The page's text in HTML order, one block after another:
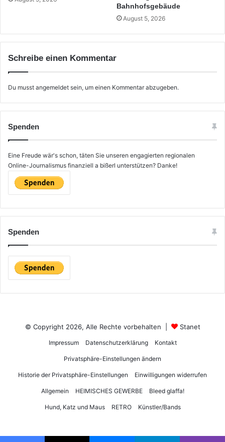
Bahnhofsgebäude
August 5, 2026
Schreibe einen Kommentar
Du musst angemeldet sein, um einen Kommentar abzugeben.
Spenden
Eine Freude wär's schon, täten Sie unseren engagierten regionalen
Online-Journalismus finanziell a bißerl unterstützen? Danke!
Spenden
© Copyright 2026, Alle Rechte vorbehalten | Stanet
Impressum Datenschutzerklärung Kontakt
Privatsphäre-Einstellungen ändern
Historie der Privatsphäre-Einstellungen Einwilligungen widerrufen
Allgemein HEIMISCHES GEWERBE Bleed glaffa!
Hund, Katz und Maus RETRO Künstler/Bands